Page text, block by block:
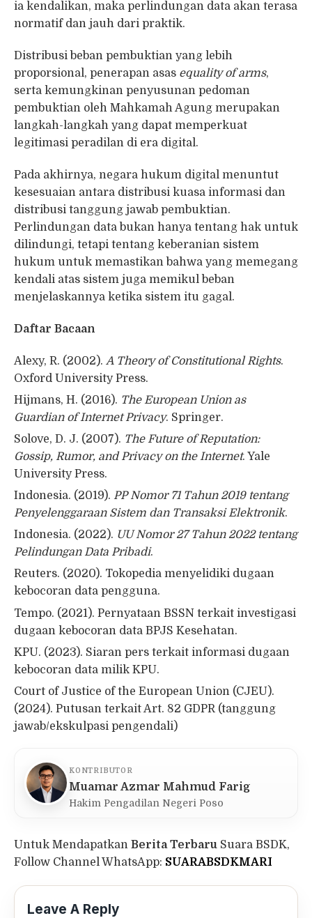
ia kendalikan, maka perlindungan data akan terasa
normatif dan jauh dari praktik.
Distribusi beban pembuktian yang lebih
proporsional, penerapan asas equality of arms,
serta kemungkinan penyusunan pedoman
pembuktian oleh Mahkamah Agung merupakan
langkah-langkah yang dapat memperkuat
legitimasi peradilan di era digital.
Pada akhirnya, negara hukum digital menuntut
kesesuaian antara distribusi kuasa informasi dan
distribusi tanggung jawab pembuktian.
Perlindungan data bukan hanya tentang hak untuk
dilindungi, tetapi tentang keberanian sistem
hukum untuk memastikan bahwa yang memegang
kendali atas sistem juga memikul beban
menjelaskannya ketika sistem itu gagal.
Daftar Bacaan
Alexy, R. (2002). A Theory of Constitutional Rights.
Oxford University Press.
Hijmans, H. (2016). The European Union as
Guardian of Internet Privacy. Springer.
Solove, D. J. (2007). The Future of Reputation:
Gossip, Rumor, and Privacy on the Internet. Yale
University Press.
Indonesia. (2019). PP Nomor 71 Tahun 2019 tentang
Penyelenggaraan Sistem dan Transaksi Elektronik.
Indonesia. (2022). UU Nomor 27 Tahun 2022 tentang
Pelindungan Data Pribadi.
Reuters. (2020). Tokopedia menyelidiki dugaan
kebocoran data pengguna.
Tempo. (2021). Pernyataan BSSN terkait investigasi
dugaan kebocoran data BPJS Kesehatan.
KPU. (2023). Siaran pers terkait informasi dugaan
kebocoran data milik KPU.
Court of Justice of the European Union (CJEU).
(2024). Putusan terkait Art. 82 GDPR (tanggung
jawab/eks­kulpasi pengendali)
KONTRIBUTOR
Muamar Azmar Mahmud Farig
Hakim Pengadilan Negeri Poso
Untuk Mendapatkan Berita Terbaru Suara BSDK,
Follow Channel WhatsApp: SUARABSDKMARI
Leave A Reply